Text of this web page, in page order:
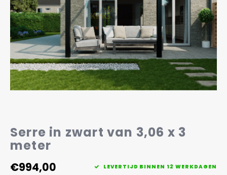
Betaalmethoden
Garantie
Veelgestelde vragen
Serre in zwart van 3,06 x 3
meter
€994,00 LEVERTIJD BINNEN 12 WERKDAGEN